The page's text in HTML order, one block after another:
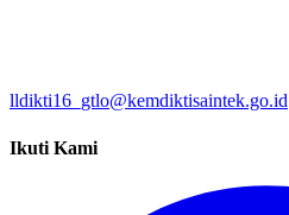
lldikti16_gtlo@kemdiktisaintek.go.id
Ikuti Kami